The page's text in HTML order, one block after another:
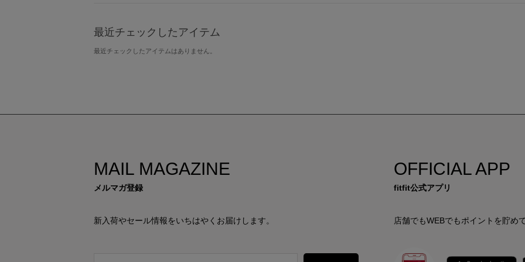
最近チェックしたアイテム
最近チェックしたアイテムはありません。
MAIL MAGAZINE
メルマガ登録
新入荷やセール情報をいちはやくお届けします。
OFFICIAL APP
fitfit公式アプリ
店舗でもWEBでもポイントを貯め